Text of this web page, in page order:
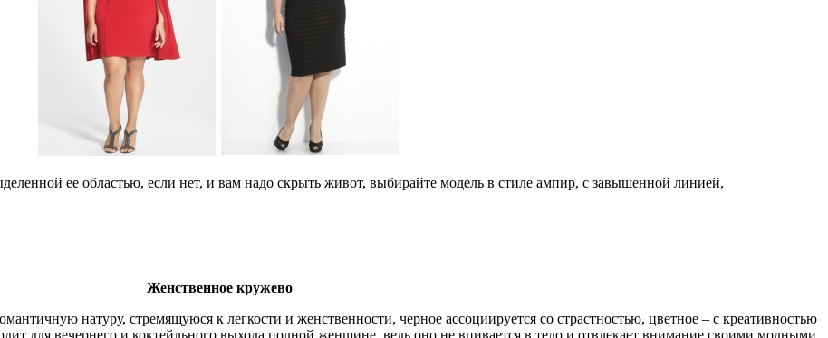
ее областью, если нет, и вам надо скрыть живот, выбирайте модель в стиле ампир, с завышенной линией,
Женственное кружево
натуру, стремящуюся к легкости и женственности, черное ассоциируется со страстностью, цветное – с креативностью
для вечернего и коктейльного выхода полной женщине, ведь оно не впивается в тело и отвлекает внимание своими модными